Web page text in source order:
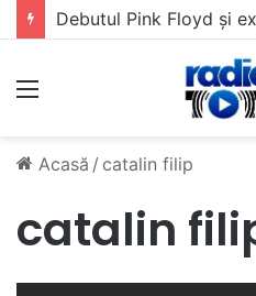
Debutul Pink Floyd și
Meniu
Acasă / catalin filip
catalin